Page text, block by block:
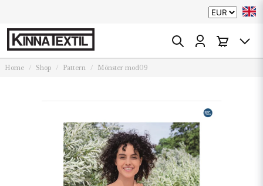
Home Shop Pattern Mönster mod09